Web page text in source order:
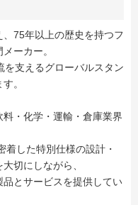
75年以上の歴史を持つフ
ーカー。
支えるグローバルスタン
。
・化学・運輸・倉庫業界
着した特別仕様の設計・
切にしながら、
とサービスを提供してい